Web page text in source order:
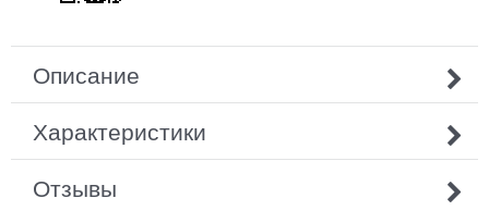
Описание
Характеристики
Отзывы